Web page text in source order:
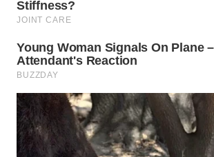
WN
SERIBU
TANGERANG
WN
BINJAI